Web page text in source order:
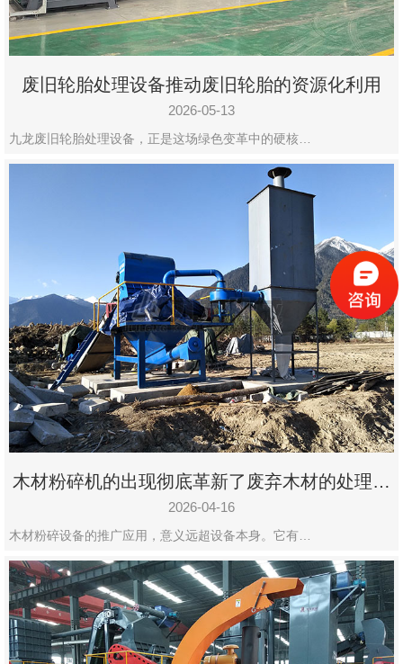
废旧轮胎处理设备推动废旧轮胎的资源化利用
2026-05-13
九龙废旧轮胎处理设备，正是这场绿色变革中的硬核…
木材粉碎机的出现彻底革新了废弃木材的处理模
式
2026-04-16
木材粉碎设备的推广应用，意义远超设备本身。它有…